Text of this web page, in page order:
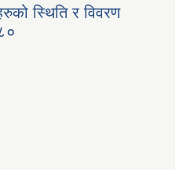
स्थिति र विवरण